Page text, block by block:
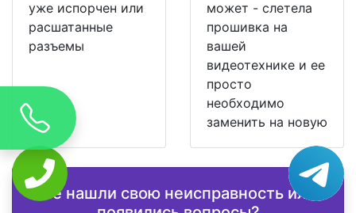
уже испорчен или
расшатанные
разъемы
может - слетела
прошивка на
вашей
видеотехнике и ее
просто
необходимо
заменить на новую
Не нашли свою неисправность или